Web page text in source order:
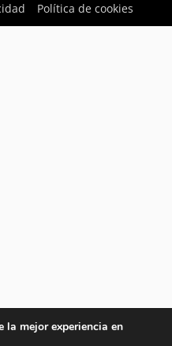
Política de cookies
la mejor experiencia en